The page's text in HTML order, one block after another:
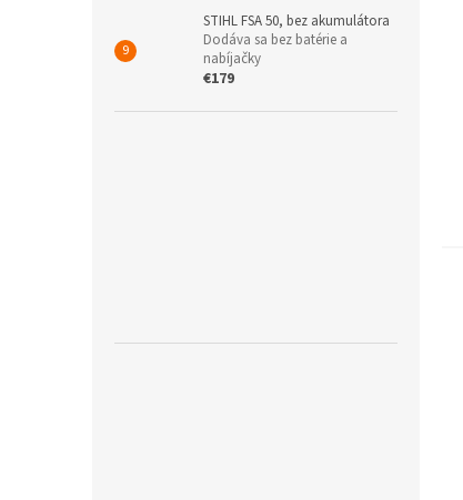
STIHL FSA 50, bez akumulátora
Dodáva sa bez batérie a
nabíjačky
€179